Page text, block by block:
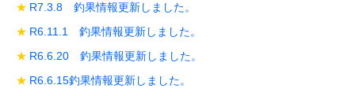
R7.3.8 釣果情報更新しました。
R6.11.1 釣果情報更新しました。
R6.6.20 釣果情報更新しました。
R6.6.15釣果情報更新しました。